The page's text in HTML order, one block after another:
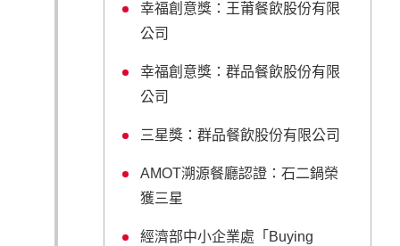
幸福創意獎：王莆餐飲股份有限
公司
幸福創意獎：群品餐飲股份有限
公司
三星獎：群品餐飲股份有限公司
AMOT溯源餐廳認證：石二鍋榮
獲三星
經濟部中小企業處「Buying